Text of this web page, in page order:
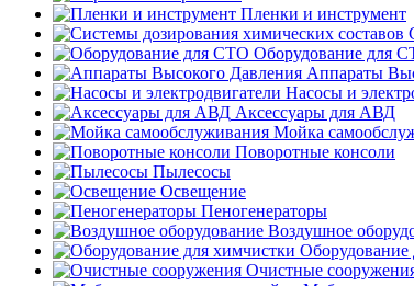
Пленки и инструмент
Оборудование для
Аппараты
Насосы и
Аксессуары для АВД
Мойка
Поворотные консоли
Пылесосы
Освещение
Пеногенераторы
Воздушное
Оборудование
Очистные